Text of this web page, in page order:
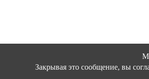
Закрывая это сообщение, вы